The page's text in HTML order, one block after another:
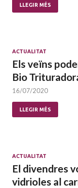
LLEGIR MÉS
ACTUALITAT
Els veïns
Bio
16/07/2020
LLEGIR MÉS
ACTUALITAT
El divendres
vidrioles al